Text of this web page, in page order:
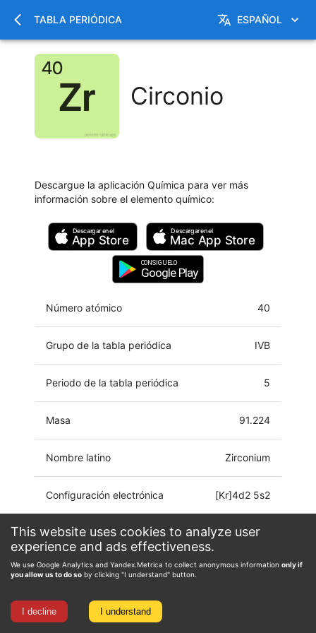
This website uses cookies to analyze user
experience and ads effectiveness.
We use Google Analytics and Yandex.Metrica to collect anonymous information only if
you allow us to do so by clicking "I understand" button.
I decline I understand
TABLA PERIÓDICA ESPAÑOL
Circonio
Descargue la aplicación Química para ver más
información sobre el elemento químico:
Descargar en el
App Store
Descargar en el
Mac App Store
CONSIGUELO
Google Play
Número atómico 40
Grupo de la tabla periódica IVB
Periodo de la tabla periódica 5
Masa 91.224
Nombre latino Zirconium
Configuración electrónica [Kr]4d2 5s2
Estado de oxidación -2, 0, 1, 2, 3, 4